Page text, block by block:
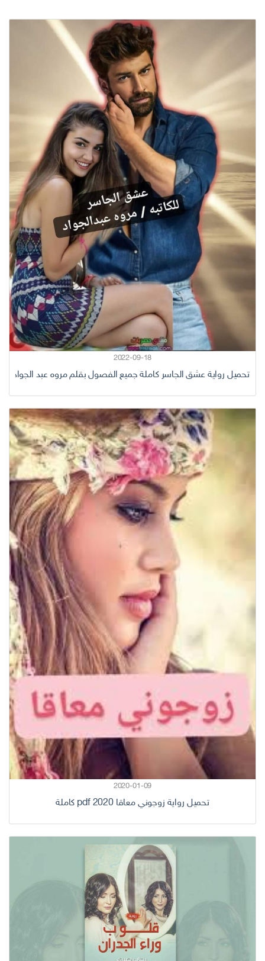
2022-09-18
تحميل رواية عشق الجاسر كاملة جميع الفصول بقلم مروه عبد الجواد
2020-01-09
تحميل رواية زوجوني معاقا pdf 2020 كاملة